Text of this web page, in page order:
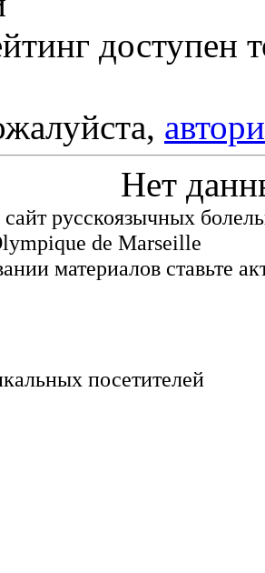
доступен
Нет
русскоязычных
de Marseille
материалов ставьте
посетителей